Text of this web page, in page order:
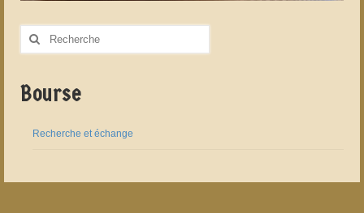
Rechercher
Bourse
Recherche et échange